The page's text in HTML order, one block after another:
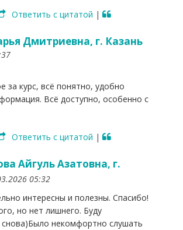
Ответить с цитатой |
Дмитриевна, г. Казань
за курс, всё понятно, удобно
Всё доступно, особенно с
Ответить с цитатой |
Айгуль Азатовна, г.
05:32
интересны и полезны. Спасибо!
но нет лишнего. Буду
снова)Было некомфортно слушать